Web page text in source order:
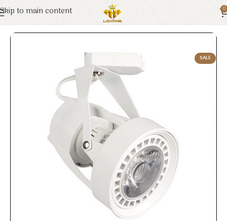
Skip to main content 0
Trang chủ Euroto Đèn LED
SALE